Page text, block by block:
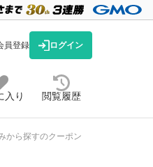
員登録 ログイン
入り 閲覧履歴
から探すのクーポン